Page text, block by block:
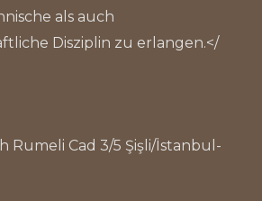
als auch
Disziplin zu erlangen.</
Rumeli Cad 3/5 Şişli/İstanbul-